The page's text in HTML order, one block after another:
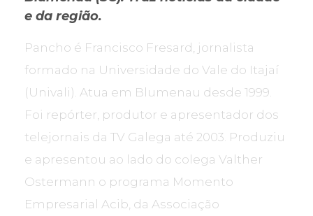
e da região.
Pancho é Francisco Fresard, jornalista
formado na Universidade do Vale do Itajaí
(Univali). Atua em Blumenau desde 1999.
Foi repórter, produtor e apresentador dos
telejornais da TV Galega até 2003. Produziu
e apresentou ao lado do colega Valther
Ostermann o programa Momento
Empresarial Acib, da Associação